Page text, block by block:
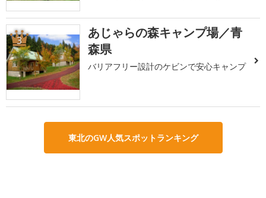
3
あじゃらの森キャンプ場／青
森県
バリアフリー設計のケビンで安心キャンプ
東北のGW人気スポットランキング